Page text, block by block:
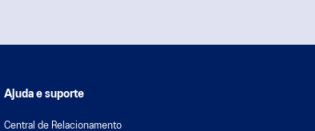
Ajuda e suporte
Central de Relacionamento